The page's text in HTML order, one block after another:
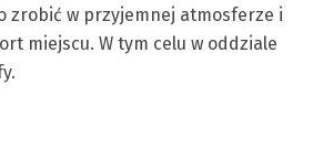
zrobić w przyjemnej atmosferze i
miejscu. W tym celu w oddziale